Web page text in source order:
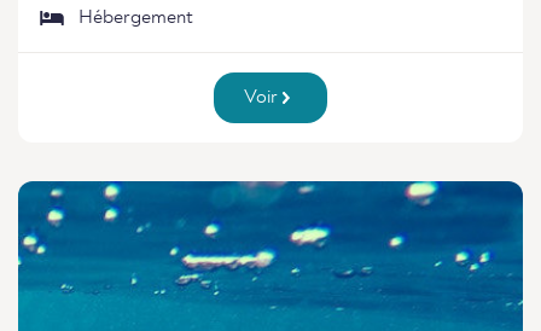
Hébergement
Voir